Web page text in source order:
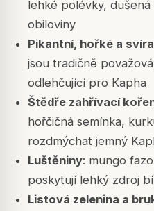
lehké polévky,
obiloviny
Pikantní, hořké a
jsou tradičně
odlehčující pro Kapha
Štědře zahřívací
hořčičná semínka,
rozdmýchat jemný
Luštěniny: mungo
poskytují lehký zdroj
Listová zelenina a